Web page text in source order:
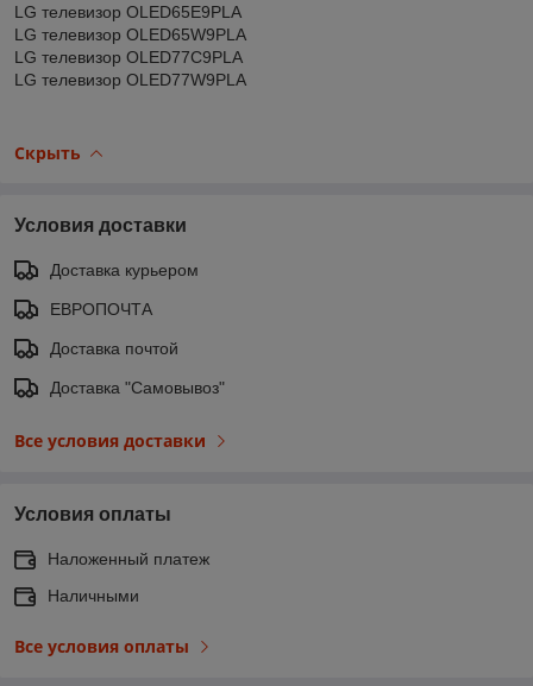
LG телевизор OLED65E9PLA
LG телевизор OLED65W9PLA
LG телевизор OLED77C9PLA
LG телевизор OLED77W9PLA
Скрыть
Условия доставки
Доставка курьером
ЕВРОПОЧТА
Доставка почтой
Доставка "Самовывоз"
Все условия доставки
Условия оплаты
Наложенный платеж
Наличными
Все условия оплаты